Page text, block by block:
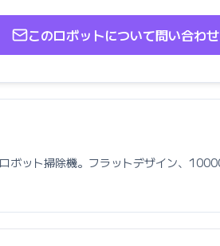
このロボットについて問い合わ
ボット掃除機。フラットデザイン、